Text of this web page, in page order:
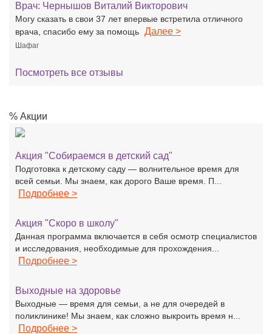
Врач: Чернышов Виталий Викторович
Могу сказать в свои 37 лет впервые встретила отличного
врача, спасибо ему за помощь Далее >
Шафаг
Посмотреть все отзывы
% Акции
Акция "Собираемся в детский сад"
Подготовка к детскому саду — волнительное время для
всей семьи. Мы знаем, как дорого Ваше время. П...
Подробнее >
Акция "Скоро в школу"
Данная программа включается в себя осмотр специалистов
и исследования, необходимые для прохождения...
Подробнее >
Выходные на здоровье
Выходные — время для семьи, а не для очередей в
поликлинике! Мы знаем, как сложно выкроить время н...
Подробнее >